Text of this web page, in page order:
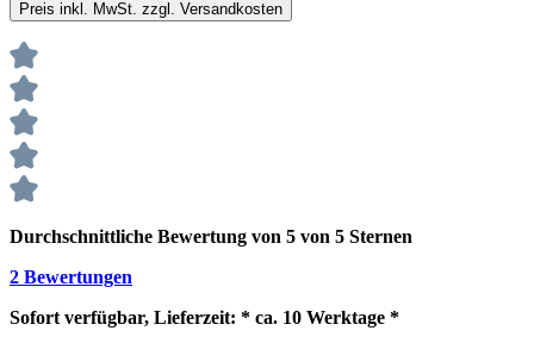
Preis inkl. MwSt. zzgl. Versandkosten
Durchschnittliche Bewertung von 5 von 5 Sternen
2 Bewertungen
Sofort verfügbar, Lieferzeit: * ca. 10 Werktage *